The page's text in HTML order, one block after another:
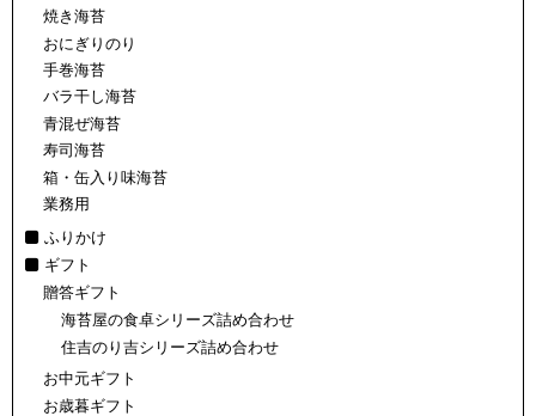
焼き海苔
おにぎりのり
手巻海苔
バラ干し海苔
青混ぜ海苔
寿司海苔
箱・缶入り味海苔
業務用
ふりかけ
ギフト
贈答ギフト
海苔屋の食卓シリーズ詰め合わせ
住吉のり吉シリーズ詰め合わせ
お中元ギフト
お歳暮ギフト